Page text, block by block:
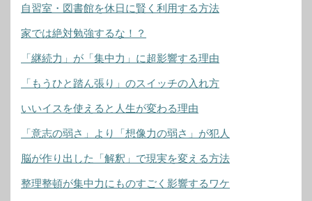
自習室・図書館を休日に賢く利用する方法
家では絶対勉強するな！？
「継続力」が「集中力」に超影響する理由
「もうひと踏ん張り」のスイッチの入れ方
いいイスを使えると人生が変わる理由
「意志の弱さ」より「想像力の弱さ」が犯人
脳が作り出した「解釈」で現実を変える方法
整理整頓が集中力にものすごく影響するワケ